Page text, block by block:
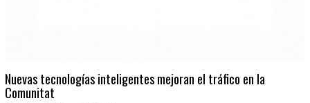
Nuevas tecnologías inteligentes mejoran el tráfico en la
Comunitat